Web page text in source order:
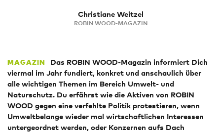
Christiane Weitzel
ROBIN WOOD-MAGAZIN
MAGAZIN
Das ROBIN WOOD-Magazin informiert Dich
viermal im Jahr fundiert, konkret und anschaulich über
alle wichtigen Themen im Bereich Umwelt- und
Naturschutz. Du erfährst wie die Aktiven von ROBIN
WOOD gegen eine verfehlte Politik protestieren, wenn
Umweltbelange wieder mal wirtschaftlichen Interessen
untergeordnet werden, oder Konzernen aufs Dach